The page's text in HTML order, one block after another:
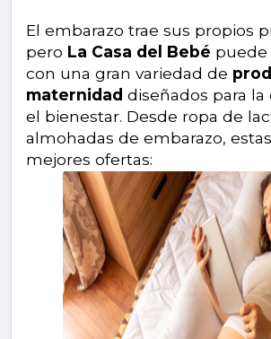
El embarazo trae sus propios
pero La Casa del Bebé puede
con una gran variedad de
maternidad diseñados para
el bienestar. Desde ropa de
almohadas de embarazo,
mejores ofertas: